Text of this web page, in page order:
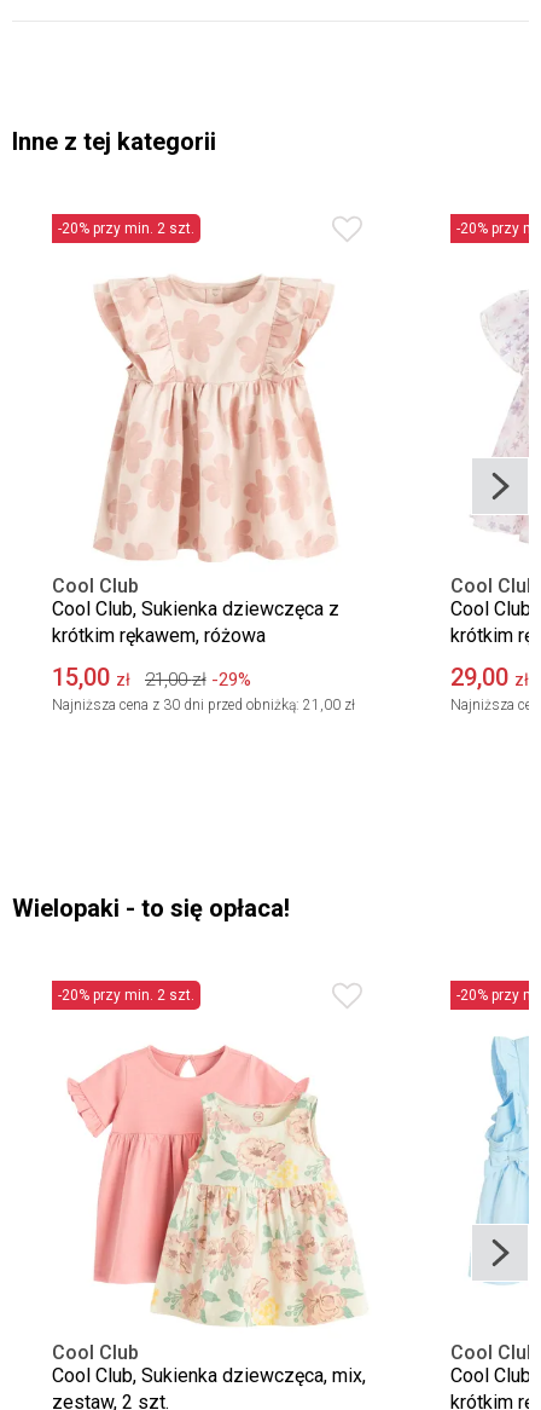
Inne z tej kategorii
-20% przy min. 2 szt.
Cool Club
Cool Club, Sukienka dziewczęca z
krótkim rękawem, różowa
15,00 zł 21,00 zł -29%
Najniższa cena z 30 dni przed obniżką: 21,00 zł
-20% przy
Cool Club
Cool
krótkim
29,00 zł
Najniższa
Wielopaki - to się opłaca!
-20% przy min. 2 szt.
Cool Club
Cool Club, Sukienka dziewczęca, mix,
zestaw, 2 szt.
-20% przy
Cool Club
Cool
krótkim